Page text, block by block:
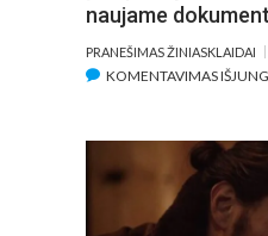
naujame
PRANEŠIMAS ŽINIASKLAIDAI
KOMENTAVIMAS